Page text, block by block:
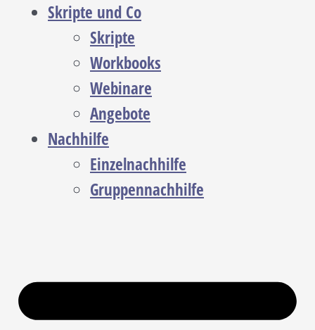
Skripte und Co
Skripte
Workbooks
Webinare
Angebote
Nachhilfe
Einzelnachhilfe
Gruppennachhilfe